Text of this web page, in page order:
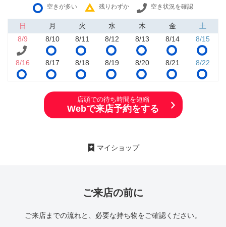
空きが多い 残りわずか 空き状況を確認
日 月 火 水 木 金
土
8/9
8/10 8/11 8/12 8/13 8/14 8/15
8/16 8/17 8/18 8/19 8/20 8/21 8/22
店頭での待ち時間を短縮
Webで来店予約をする
マイショップ
ご来店の前に
ご来店までの流れと、必要な持ち物をご確認ください。